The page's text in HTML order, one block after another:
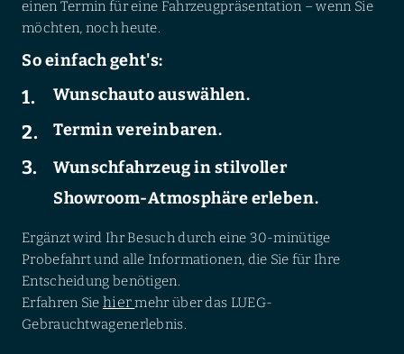
einen Termin für eine Fahrzeugpräsentation – wenn Sie
möchten, noch heute.
So einfach geht's:
Wunschauto auswählen.
Termin vereinbaren.
Wunschfahrzeug in stilvoller
Showroom-Atmosphäre erleben.
Ergänzt wird Ihr Besuch durch eine 30-minütige
Probefahrt und alle Informationen, die Sie für Ihre
Entscheidung benötigen.
Erfahren Sie hiermehr über das LUEG-
Gebrauchtwagenerlebnis.